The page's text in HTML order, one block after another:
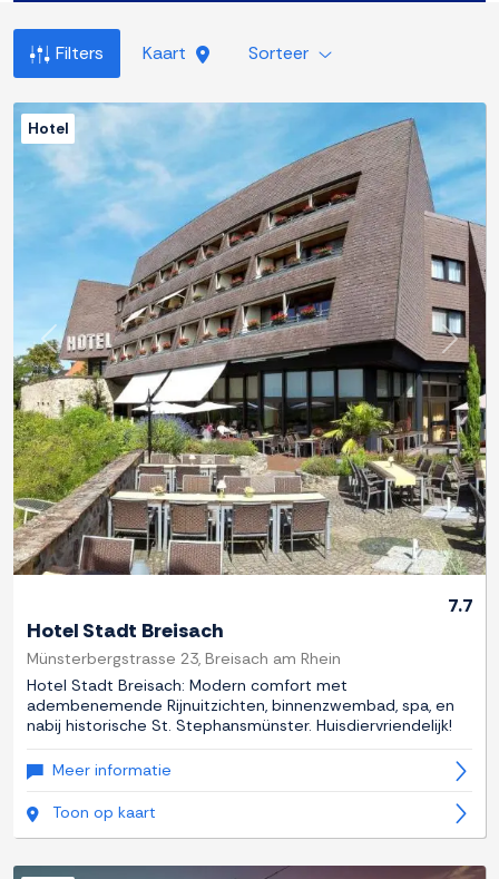
Filters Kaart Sorteer
Previous Next
Hotel
7.7
Hotel Stadt Breisach
Münsterbergstrasse 23, Breisach am Rhein
Hotel Stadt Breisach: Modern comfort met
adembenemende Rijnuitzichten, binnenzwembad, spa, en
nabij historische St. Stephansmünster. Huisdiervriendelijk!
Meer informatie
Toon op kaart